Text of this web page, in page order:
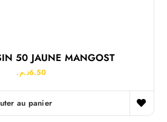
50 JAUNE MANGOST
6.50د.م.
au panier